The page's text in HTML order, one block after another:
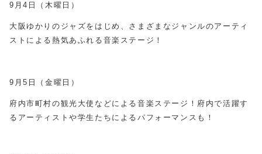
9月4日（木曜日）
大阪ゆかりのジャズをはじめ、さまざまなジャンルのアーティ
ストによる熱気あふれる音楽ステージ！
9月5日（金曜日）
府内市町村の観光大使などによる音楽ステージ！府内で活躍す
るアーティストや学生たちによるパフォーマンスも！